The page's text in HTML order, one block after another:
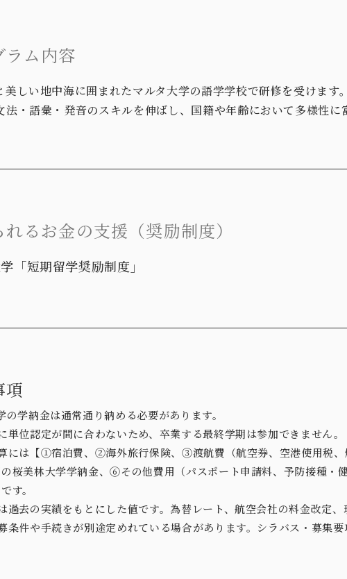
ム内容
美しい地中海に囲まれたマルタ大学の語学学校で研修を受けま
法・語彙・発音のスキルを伸ばし、国籍や年齢において多様性
るお金の支援（奨励制度）
「短期留学奨励制度」
の学納金は通常通り納める必要があります。
単位認定が間に合わないため、卒業する最終学期は参加できません。
には【①宿泊費、②海外旅行保険、③渡航費（航空券、空港使用税
桜美林大学学納金、⑥その他費用（パスポート申請料、予防接種・
す。
過去の実績をもとにした値です。為替レート、航空会社の料金改定、
条件や手続きが別途定めれている場合があります。シラバス・募集